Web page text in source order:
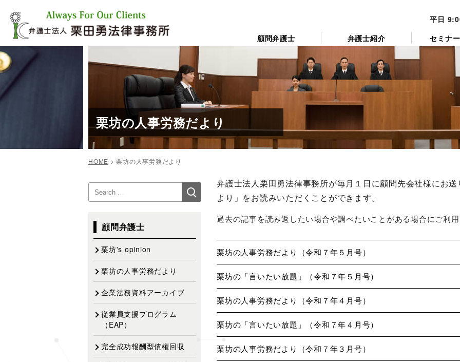
ツ
へ
ス
ッ
平日
顧問弁護士 弁護士紹介 セミナ
栗坊の人事労務だより
HOME >栗坊の人事労務だより
弁護士法人栗田勇法律事務所が毎月１日に顧問先会社様にお
より」をお読みいただくことができます。
過去の記事を読み返したい場合や調べたいことがある場合にご利用
栗坊の人事労務だより（令和７年５月号）
栗坊の「言いたい放題」（令和７年５月号）
栗坊の人事労務だより（令和７年４月号）
栗坊の「言いたい放題」（令和７年４月号）
栗坊の人事労務だより（令和７年３月号）
投
稿
ナ
ビ
ー
シ
ョ
ン
ジ ジ ジ ジ ジ ジ
検
索:
検
索
顧問弁護士
栗坊's opinion
栗坊の人事労務だより
企業法務資料アーカイブ
従業員支援プログラム
（EAP）
完全成功報酬型債権回収